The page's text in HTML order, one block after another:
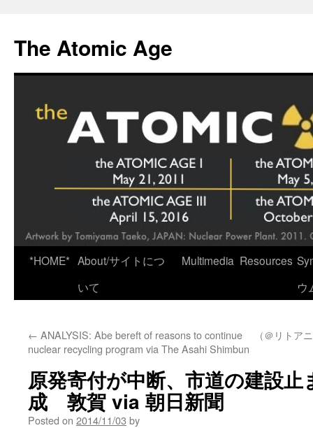
content
The Atomic Age
*HOME* About/サイトにつ
いて
Multimedia Resources
ウ
← ANALYSIS: Abe bereft of reasons to continue
nuclear recycling program via The Asahi Shimbun
（＠リトア
原発寄付が中断、市道の建設
成 敦賀 via 朝日新聞
Posted on 2014/11/03 by